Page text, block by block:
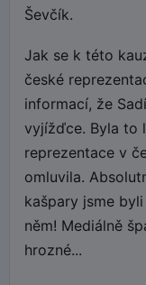
Ševčík.
Jak se k této
české
informací, že
vyjížďce. Byla to
reprezentace v
omluvila.
kašpary jsme
něm! Mediálně
hrozné...